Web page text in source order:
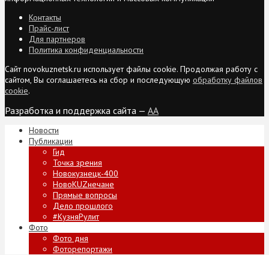
Контакты
Прайс-лист
Для партнеров
Политика конфиденциальности
Сайт novokuznetsk.ru использует файлы cookie. Продолжая работу с
сайтом, Вы соглашаетесь на сбор и последующую обработку файлов
cookie.
Разработка и поддержка сайта — AA
Новости
Публикации
Гид
Точка зрения
Новокузнецк-400
НовоKUZнечане
Прямые вопросы
Дело прошлого
#КузняРулит
Фото
Фото дня
Фоторепортажи